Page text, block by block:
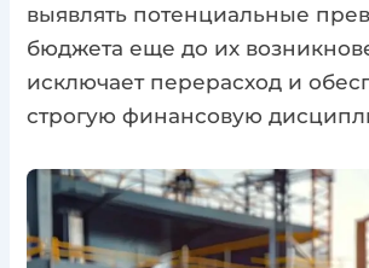
выявлять потенциальные
бюджета еще до их
исключает перерасход и
строгую финансовую